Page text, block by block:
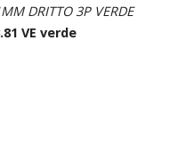
DRITTO 3P VERDE
VE verde